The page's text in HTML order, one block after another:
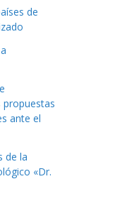
de
propuestas
ante el
de la
«Dr.